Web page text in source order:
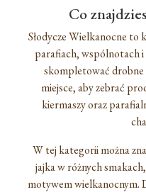
Co
Słodycze Wielkanocne to
parafiach, wspólnotach
skompletować drobne
miejsce, aby zebrać
kiermaszy oraz
W tej kategorii można
jajka w różnych
motywem wielkanocnym.